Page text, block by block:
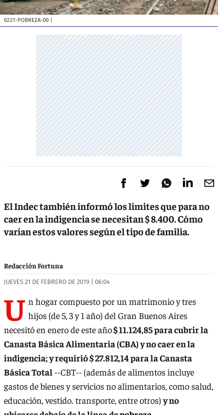
0221-POBREZA-00
El Indec también informó los límites que para no
caer en la indigencia se necesitan $ 8.400. Cómo
varían estos valores según el tipo de familia.
Redacción Fortuna
JUEVES 21 DE FEBRERO DE 2019 | 06:04
U n hogar compuesto por un matrimonio y tres
hijos (de 5, 3 y 1 año) del Gran Buenos Aires
necesitó en enero de este año$ 11.124,85 para cubrir la
Canasta Básica Alimentaria (CBA) y no caer en la
indigencia; y requirió $ 27.812,14 para la Canasta
Básica Total --CBT-- (además de alimentos incluye
gastos de bienes y servicios no alimentarios, como salud,
educación, vestido. transporte, entre otros)y no